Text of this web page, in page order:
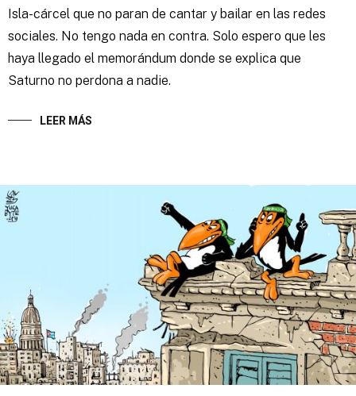
Isla-cárcel que no paran de cantar y bailar en las redes
sociales. No tengo nada en contra. Solo espero que les
haya llegado el memorándum donde se explica que
Saturno no perdona a nadie.
LEER MÁS